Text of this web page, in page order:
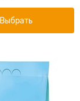
Выбрать